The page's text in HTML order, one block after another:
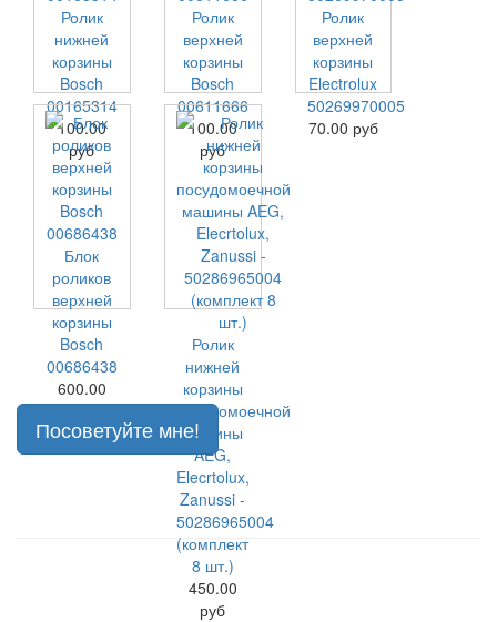
Ролик
нижней
корзины
Bosch
00165314
100.00
руб
Ролик
верхней
корзины
Bosch
00611666
100.00
руб
Ролик
верхней
корзины
Electrolux
50269970005
70.00 руб
Блок
роликов
верхней
корзины
Bosch
00686438
600.00
руб
Ролик
нижней
корзины
посудомоечной
машины
AEG,
Elecrtolux,
Zanussi -
50286965004
(комплект
8 шт.)
450.00
руб
Посоветуйте мне!